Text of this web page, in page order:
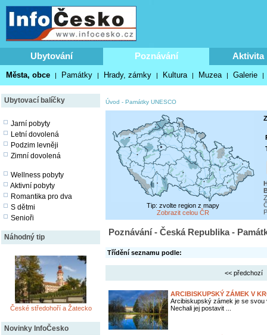
Ubytování Poznávání Aktivita
Města, obce | Památky | Hrady, zámky | Kultura | Muzea | Galerie |
Ubytovací balíčky
Jarní pobyty
Letní dovolená
Podzim levněji
Zimní dovolená
Wellness pobyty
Aktivní pobyty
Romantika pro dva
S dětmi
Senioři
Náhodný tip
České středohoří a Žatecko
Novinky InfoČesko
Úvod - Památky UNESCO
Tip: zvolte region z mapy
Zobrazit celou ČR
Poznávání - Česká Republika -
Třídění seznamu podle:
<< předchozí
ARCIBISKUPSKÝ ZÁMEK V
Arcibiskupský zámek je se
Nechali jej postavit ...